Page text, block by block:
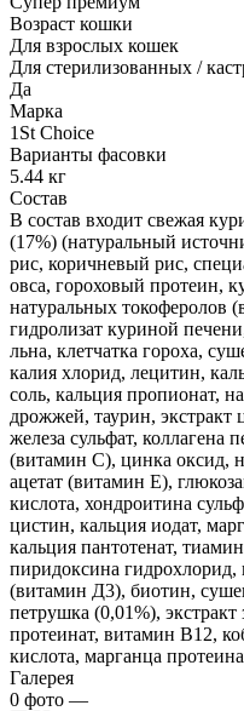
Возраст кошки
Для взрослых кошек
Для стерилизованных /
Да
Марка
1St Choice
Варианты фасовки
5.44 кг
Состав
В состав входит свежая
(17%) (натуральный
рис, коричневый рис,
овса, гороховый протеин,
натуральных токоферолов
гидролизат куриной
льна, клетчатка гороха,
калия хлорид, лецитин,
соль, кальция пропионат,
дрожжей, таурин,
железа сульфат, коллагена
(витамин С), цинка оксид,
ацетат (витамин Е),
кислота, хондроитина
цистин, кальция иодат,
кальция пантотенат,
пиридоксина
(витамин Д3), биотин,
петрушка (0,01%),
протеинат, витамин В12,
кислота, марганца
Галерея
0 фото —